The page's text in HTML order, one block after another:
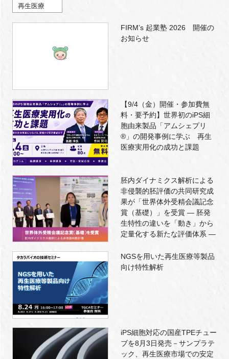
再生医療
FIRM’s 起業塾 2026 開催の
お知らせ
【9/4（金）開催・参加費無
料・要予約】世界初のiPS細
胞由来製品「アムシェプリ
®」の開発事例に学ぶ 再生
医療実用化の成功と課題
胚内ダイナミクス解析による
非侵襲的胚評価の共同研究成
果が「世界体外受精会議記念
賞（基礎）」を受賞 ― 胚発
生特性の違いを「動き」から
定量化する新たな評価体系 ―
NGSを用いた再生医療等製品
向け特性解析
iPS細胞対応の国産TPEチュー
ブを8月3日発売－サンプラテ
ック、再生医療市場での安定